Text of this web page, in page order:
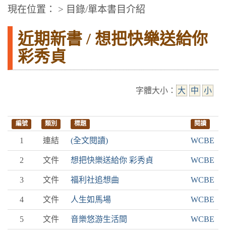
:::中央區塊
現在位置： > 目錄/單本書目介紹
近期新書 / 想把快樂送給你
彩秀貞
字體大小： 大 中 小
編號 類別 標題 閱讀
1 連結 (全文閱讀) WCBE
2 文件 想把快樂送給你 彩秀貞 WCBE
3 文件 福利社追想曲 WCBE
4 文件 人生如馬場 WCBE
5 文件 音樂悠游生活間 WCBE